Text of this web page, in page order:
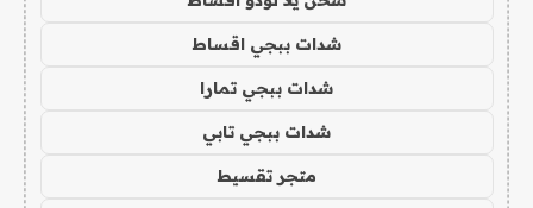
شدات ببجي اقساط
شدات ببجي تمارا
شدات ببجي تابي
متجر تقسيط